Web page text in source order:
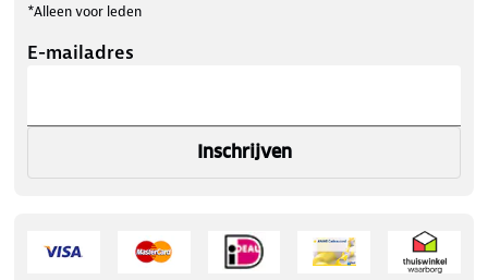
*Alleen voor leden
E-mailadres
Inschrijven